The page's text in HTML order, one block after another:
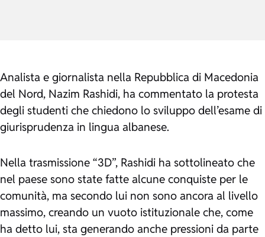
Analista e giornalista nella Repubblica di Macedonia
del Nord, Nazim Rashidi, ha commentato la protesta
degli studenti che chiedono lo sviluppo dell’esame di
giurisprudenza in lingua albanese.
Nella trasmissione “3D”, Rashidi ha sottolineato che
nel paese sono state fatte alcune conquiste per le
comunità, ma secondo lui non sono ancora al livello
massimo, creando un vuoto istituzionale che, come
ha detto lui, sta generando anche pressioni da parte